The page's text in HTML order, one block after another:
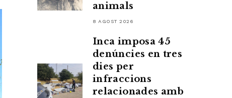
animals
8 AGOST 2026
Inca imposa 45
denúncies en tres
dies per
infraccions
relacionades amb